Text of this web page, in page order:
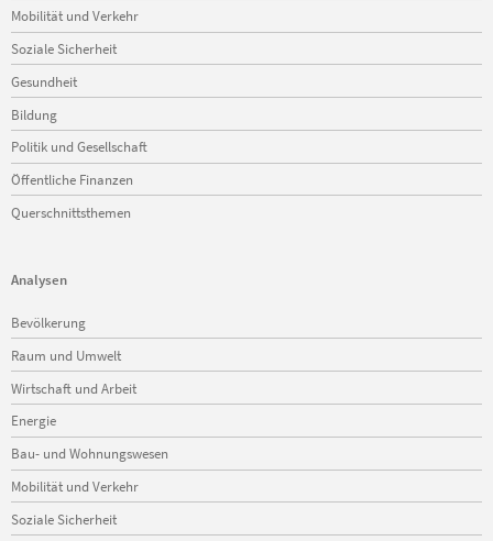
Mobilität und Verkehr
Soziale Sicherheit
Gesundheit
Bildung
Politik und Gesellschaft
Öffentliche Finanzen
Querschnittsthemen
Analysen
Navigation
überspringen
Bevölkerung
Raum und Umwelt
Wirtschaft und Arbeit
Energie
Bau- und Wohnungswesen
Mobilität und Verkehr
Soziale Sicherheit